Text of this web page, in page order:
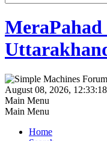
August 08, 2026,
Main Menu
Main Menu
Home